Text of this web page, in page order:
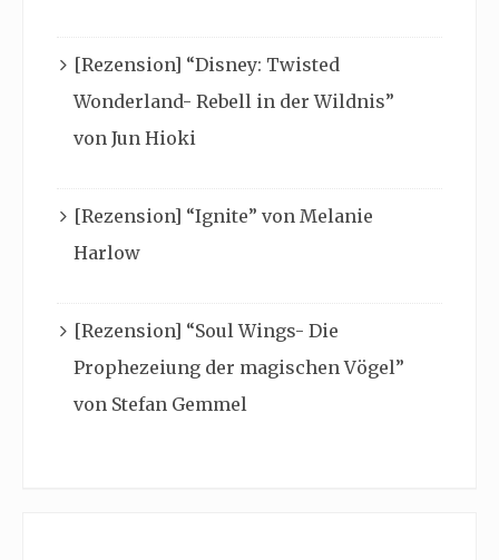
[Rezension] “Disney: Twisted
Wonderland- Rebell in der Wildnis”
von Jun Hioki
[Rezension] “Ignite” von Melanie
Harlow
[Rezension] “Soul Wings- Die
Prophezeiung der magischen Vögel”
von Stefan Gemmel